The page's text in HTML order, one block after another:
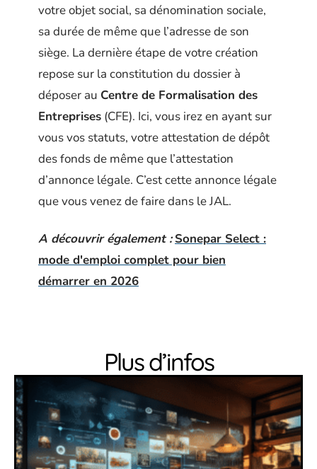
votre objet social, sa dénomination sociale,
sa durée de même que l’adresse de son
siège. La dernière étape de votre création
repose sur la constitution du dossier à
déposer au Centre de Formalisation des
Entreprises (CFE). Ici, vous irez en ayant sur
vous vos statuts, votre attestation de dépôt
des fonds de même que l’attestation
d’annonce légale. C’est cette annonce légale
que vous venez de faire dans le JAL.
A découvrir également : Sonepar Select :
mode d'emploi complet pour bien
démarrer en 2026
Plus d’infos